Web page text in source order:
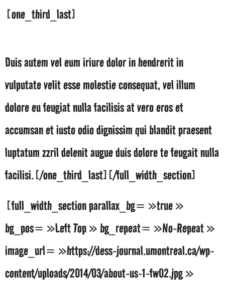
[one_third_last]
Duis autem vel eum iriure dolor in hendrerit in
vulputate velit esse molestie consequat, vel illum
dolore eu feugiat nulla facilisis at vero eros et
accumsan et iusto odio dignissim qui blandit praesent
luptatum zzril delenit augue duis dolore te feugait nulla
facilisi.[/one_third_last][/full_width_section]
[full_width_section parallax_bg= »true »
bg_pos= »Left Top » bg_repeat= »No-Repeat »
image_url= »https://dess-journal.umontreal.ca/wp-
content/uploads/2014/03/about-us-1-fw02.jpg »